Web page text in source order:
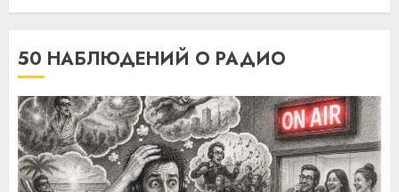
50 НАБЛЮДЕНИЙ О РАДИО